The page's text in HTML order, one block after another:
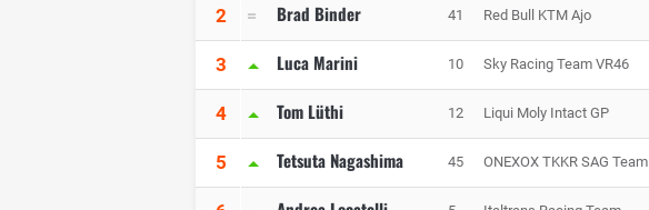
2 Brad Binder 41 Red Bull KTM Ajo
3 Luca Marini 10 Sky Racing Team VR46
4 Tom Lüthi 12 Liqui Moly Intact GP
5 Tetsuta Nagashima 45 ONEXOX TKKR SAG Team